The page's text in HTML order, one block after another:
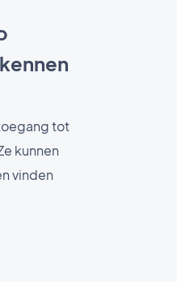
tot
kunnen
vinden